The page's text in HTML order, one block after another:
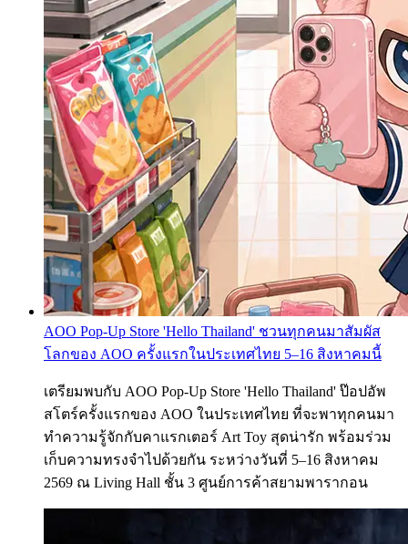
AOO Pop-Up Store 'Hello Thailand' ชวนทุกคนมาสัมผัส
โลกของ AOO ครั้งแรกในประเทศไทย 5–16 สิงหาคมนี้
เตรียมพบกับ AOO Pop-Up Store 'Hello Thailand' ป๊อปอัพ
สโตร์ครั้งแรกของ AOO ในประเทศไทย ที่จะพาทุกคนมา
ทำความรู้จักกับคาแรกเตอร์ Art Toy สุดน่ารัก พร้อมร่วม
เก็บความทรงจำไปด้วยกัน ระหว่างวันที่ 5–16 สิงหาคม
2569 ณ Living Hall ชั้น 3 ศูนย์การค้าสยามพารากอน